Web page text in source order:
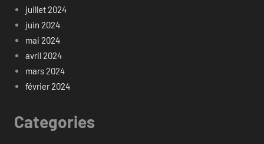
juillet 2024
juin 2024
mai 2024
avril 2024
mars 2024
février 2024
Categories